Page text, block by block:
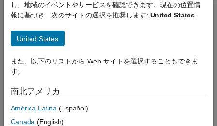
ステータス
し、地域のイベントやサービスを確認できます。現在の位置情
報に基づき、次のサイトの選択を推奨します: United States
United States
また、以下のリストから Web サイトを選択することもできま
す。
南北アメリカ
América Latina (Español)
Canada (English)